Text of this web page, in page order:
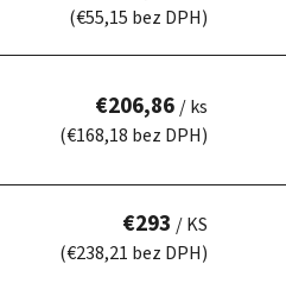
(€55,15 bez DPH)
€206,86 / ks
(€168,18 bez DPH)
€293 / KS
(€238,21 bez DPH)